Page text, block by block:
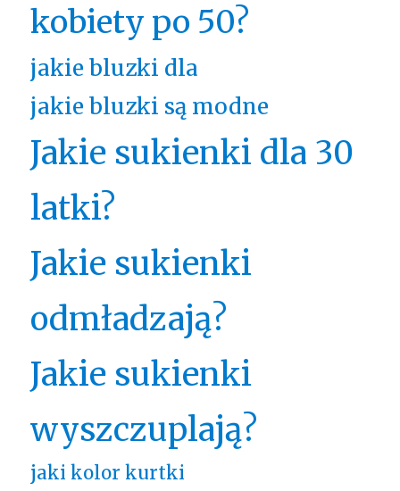
kobiety po 50?
jakie bluzki dla
jakie bluzki są modne
Jakie sukienki dla 30
latki?
Jakie sukienki
odmładzają?
Jakie sukienki
wyszczuplają?
jaki kolor kurtki